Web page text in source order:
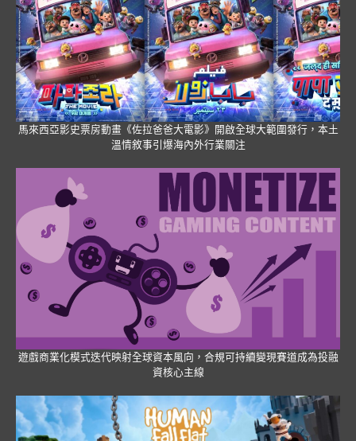
馬來西亞影史票房動畫《佐拉爸爸大電影》開啟全球大範圍發行，本土
溫情敘事引爆海內外行業關注
遊戲商業化模式迭代映射全球資本風向，合規可持續變現賽道成為投融
資核心主線